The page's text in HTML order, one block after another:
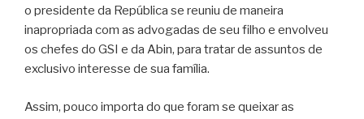
o presidente da República se reuniu de maneira
inapropriada com as advogadas de seu filho e envolveu
os chefes do GSI e da Abin, para tratar de assuntos de
exclusivo interesse de sua família.
Assim, pouco importa do que foram se queixar as